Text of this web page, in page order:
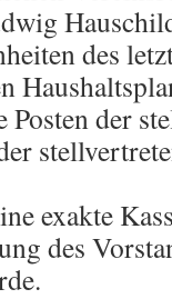
des
der
exakte
des